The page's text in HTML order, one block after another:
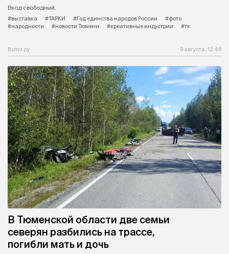
Вход свободный.
#выставка
#ТАРКИ #Год единства народов России
#фото
#народности
#новости Тюмени #креативные индустрии #тк
Вслух.ру 9 августа, 12:46
В Тюменской области две семьи
северян разбились на трассе,
погибли мать и дочь